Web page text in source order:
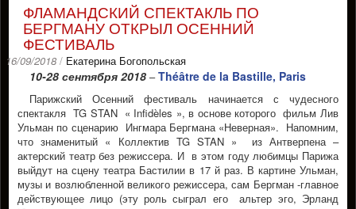
ФЛАМАНДСКИЙ СПЕКТАКЛЬ ПО
БЕРГМАНУ ОТКРЫЛ ОСЕННИЙ
ФЕСТИВАЛЬ
16/09/2018 / Екатерина Богопольская
10-28 сентября 2018 –Théâtre de la Bastille, Paris
Парижский Осенний фестиваль начинается с чудесного
спектакля TG STAN « Infidèles », в основе которого фильм Лив
Ульман по сценарию Ингмара Бергмана «Неверная». Напомним,
что знаменитый « Коллектив TG STAN » из Антверпена –
актерский театр без режиссера. И в этом году любимцы Парижа
выйдут на сцену театра Бастилии в 17 й раз. В картине Ульман,
музы и возлюбленной великого режиссера, сам Бергман -главное
действующее лицо (эту роль сыграл его альтер эго, Эрланд